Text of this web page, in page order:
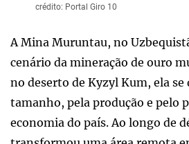
crédito: Portal Giro 10
A Mina Muruntau, no
cenário da mineração de ouro
no deserto de Kyzyl Kum, ela se
tamanho, pela produção e pelo
economia do país. Ao longo de